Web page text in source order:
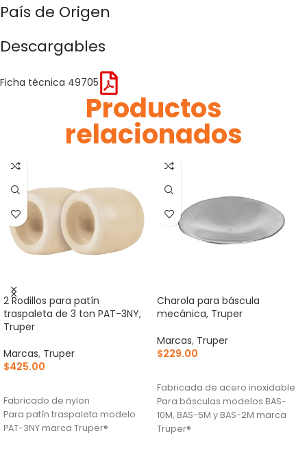
País de Origen
Descargables
Ficha técnica 49705
Productos
relacionados
2 Rodillos para patín
traspaleta de 3 ton PAT-3NY,
Truper
Marcas, Truper
$425.00
Fabricado de nylon
Para patín traspaleta modelo
PAT-3NY marca Truper®
Charola para báscula
mecánica, Truper
Marcas, Truper
$229.00
Fabricada de acero inoxidable
Para básculas modelos BAS-
10M, BAS-5M y BAS-2M marca
Truper®